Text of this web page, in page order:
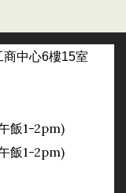
中心6樓15室
飯1-2pm)
飯1-2pm)